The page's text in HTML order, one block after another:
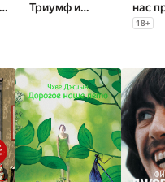
Триумф и
нас
18+